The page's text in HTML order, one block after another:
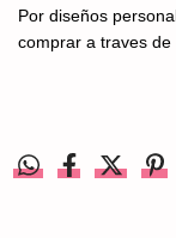
Por diseños
comprar a traves